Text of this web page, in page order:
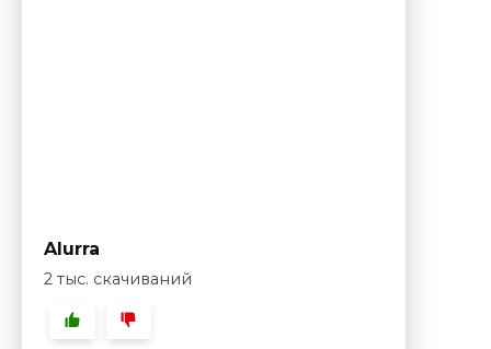
Alurra
2 тыс. скачиваний